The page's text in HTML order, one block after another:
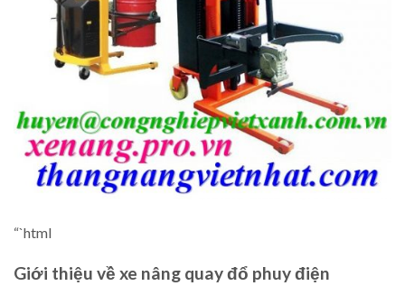
“`html
Giới thiệu về xe nâng quay đổ phuy điện